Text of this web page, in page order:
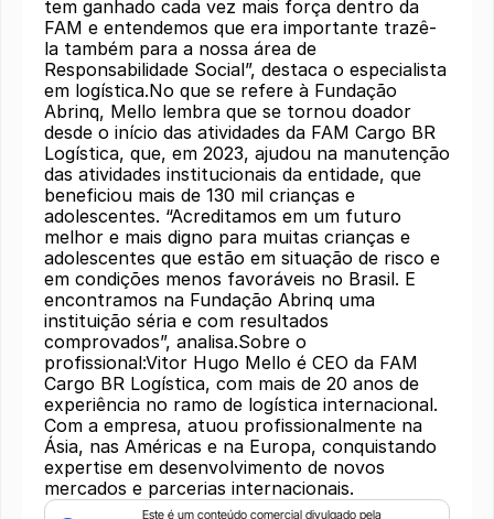
tem ganhado cada vez mais força dentro da
FAM e entendemos que era importante trazê-
la também para a nossa área de
Responsabilidade Social”, destaca o especialista
em logística.No que se refere à Fundação
Abrinq, Mello lembra que se tornou doador
desde o início das atividades da FAM Cargo BR
Logística, que, em 2023, ajudou na manutenção
das atividades institucionais da entidade, que
beneficiou mais de 130 mil crianças e
adolescentes. “Acreditamos em um futuro
melhor e mais digno para muitas crianças e
adolescentes que estão em situação de risco e
em condições menos favoráveis ​​no Brasil. E
encontramos na Fundação Abrinq uma
instituição séria e com resultados
comprovados”, analisa.Sobre o
profissional:Vitor Hugo Mello é CEO da FAM
Cargo BR Logística, com mais de 20 anos de
experiência no ramo de logística internacional.
Com a empresa, atuou profissionalmente na
Ásia, nas Américas e na Europa, conquistando
expertise em desenvolvimento de novos
mercados e parcerias internacionais.
Este é um conteúdo comercial divulgado pela